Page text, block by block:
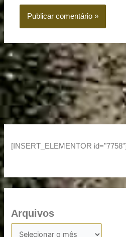
[INSERT_ELEMENTOR id="7758"]
Arquivos